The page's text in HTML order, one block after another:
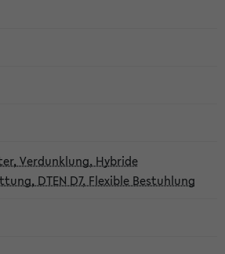
Verdunklung, Hybride
DTEN D7, Flexible Bestuhlung